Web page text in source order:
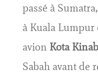
passé à
à Kuala Lumpur
avion Kota
Sabah avant de